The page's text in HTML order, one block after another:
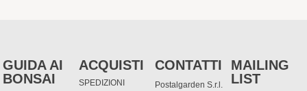
GUIDA AI
BONSAI
ACQUISTI
SPEDIZIONI
CONTATTI
Postalgarden S.r.l.
MAILING
LIST